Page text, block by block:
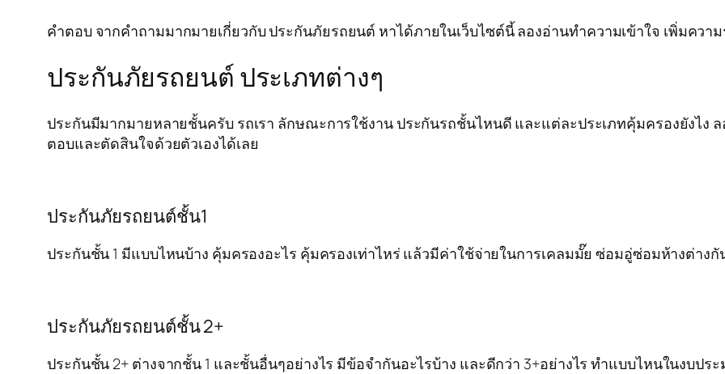
คำตอบ จากคำถามมากมายเกี่ยวกับ ประกันภัยรถยนต์ หาได้ภายในเว็บไซต์นี้ ลองอ่านทำความเข้าใจ เพิ่มควา
ประกันภัยรถยนต์ ประเภทต่างๆ
ประกันมีมากมายหลายชั้นครับ รถเรา ลักษณะการใช้งาน ประกันรถชั้นไหนดี และแต่ละประเภทคุ้มครองยังไง
ตอบและตัดสินใจด้วยตัวเองได้เลย
ประกันภัยรถยนต์ชั้น1
ประกันชั้น 1 มีแบบไหนบ้าง คุ้มครองอะไร คุ้มครองเท่าไหร่ แล้วมีค่าใช้จ่ายในการเคลมมั๊ย ซ่อมอู่ซ่อมห้างต่างกั
ประกันภัยรถยนต์ชั้น 2+
ประกันชั้น 2+ ต่างจากชั้น 1 และชั้นอื่นๆอย่างไร มีข้อจำกันอะไรบ้าง และดีกว่า 3+อย่างไร ทำแบบไหนในงบปร